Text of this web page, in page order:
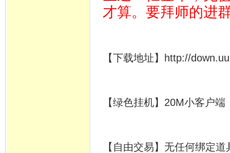
才算。要拜师的进
【下载地址】http://
【绿色挂机】20M小客户
【自由交易】无任何绑定